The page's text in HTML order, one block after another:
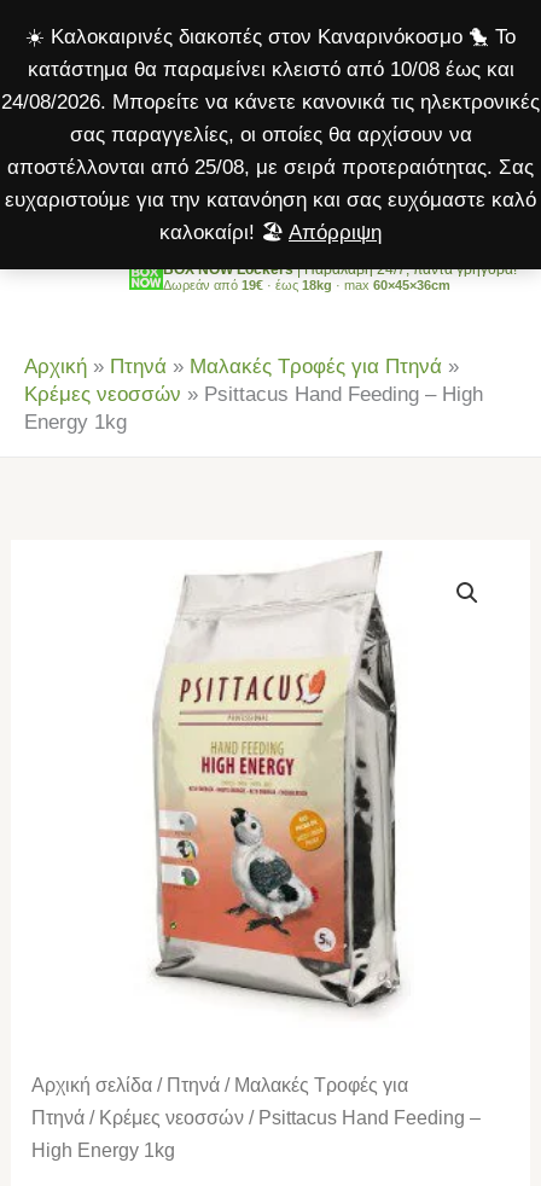
☀️ Καλοκαιρινές διακοπές στον Καναρινόκοσμο 🐤 Το
κατάστημα θα παραμείνει κλειστό από 10/08 έως και
24/08/2026. Μπορείτε να κάνετε κανονικά τις ηλεκτρονικές
σας παραγγελίες, οι οποίες θα αρχίσουν να
αποστέλλονται από 25/08, με σειρά προτεραιότητας. Σας
ευχαριστούμε για την κατανόηση και σας ευχόμαστε καλό
καλοκαίρι! 🏖️ Απόρριψη
στο
περιεχόμενο
BOX NOW Lockers| Παραλαβή 24/7, πάντα γρήγορα!
Δωρεάν από 19€ · έως 18kg · max 60×45×36cm
Αρχική » Πτηνά » Μαλακές Τροφές για Πτηνά »
Κρέμες νεοσσών » Psittacus Hand Feeding – High
Energy 1kg
Αρχική σελίδα / Πτηνά / Μαλακές Τροφές για
Πτηνά / Κρέμες νεοσσών / Psittacus Hand Feeding –
High Energy 1kg
-
High
Energy
ποσότητα